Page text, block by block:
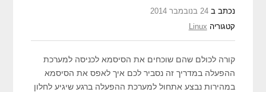
נכתב ב24 בנובמבר 2014
קטגוריה Linux
קורה לכולם שהם שוכחים את הסיסמא לכניסה למערכת
ההפעלה במדריך זה נסביר לכם איך לאפס את הסיסמא
במהירות נבצע אתחול למערכת ההפעלה ברגע שיגיע לחלון